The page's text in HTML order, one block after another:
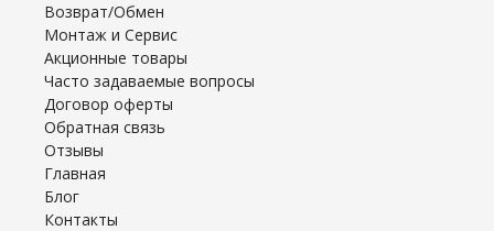
Возврат/Обмен
Монтаж и Сервис
Акционные товары
Часто задаваемые вопросы
Договор оферты
Обратная связь
Отзывы
Главная
Блог
Контакты